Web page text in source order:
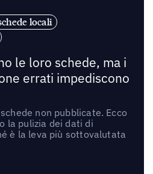
locali
le loro schede, ma i
errati impediscono
non pubblicate. Ecco
la pulizia dei dati di
è la leva più sottovalutata